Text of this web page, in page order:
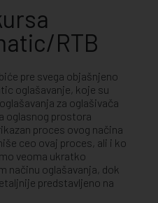
RTB
pre svega objašnjeno
oglašavanje, koje su
za oglašivača
oglasnog prostora
proces ovog načina
ceo ovaj proces, ali i ko
veoma ukratko
načinu oglašavanja, dok
predstavljeno na